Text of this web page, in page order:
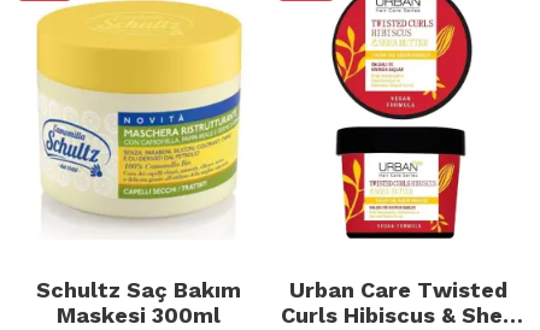
Schultz Saç Bakım
Maskesi 300ml
Urban Care Twisted
Curls Hibiscus & Shea